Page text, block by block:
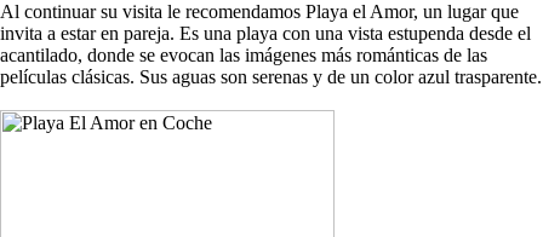
Al continuar su visita le recomendamos Playa el Amor, un lugar que
invita a estar en pareja. Es una playa con una vista estupenda desde el
acantilado, donde se evocan las imágenes más románticas de las
películas clásicas. Sus aguas son serenas y de un color azul trasparente.